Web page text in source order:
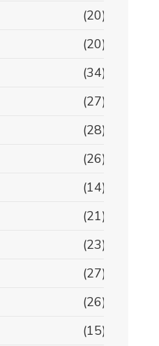
(20)
(20)
(34)
(27)
(28)
(26)
(14)
(21)
(23)
(27)
(26)
(15)